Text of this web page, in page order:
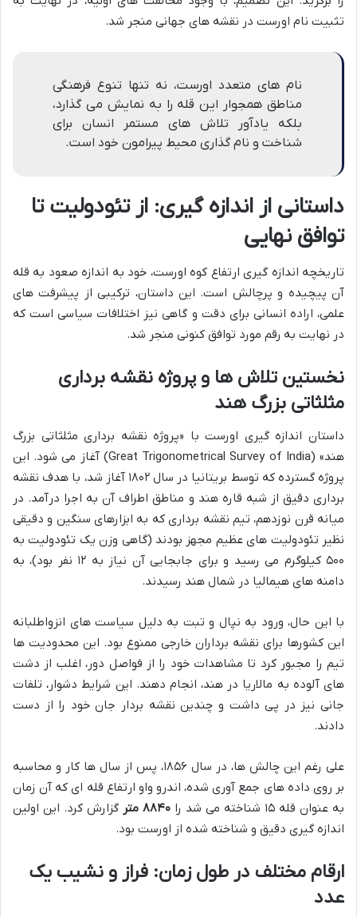
تثبیت نام اورست در نقشه های جهانی منجر شد.
نام های متعدد اورست، نه تنها تنوع فرهنگی
مناطق همجوار این قله را به نمایش می گذارد،
بلکه یادآور تلاش های مستمر انسان برای
شناخت و نام گذاری محیط پیرامون خود است.
داستانی از اندازه گیری: از تئودولیت تا
توافق نهایی
تاریخچه اندازه گیری ارتفاع کوه اورست، خود به اندازه صعود به قله
آن پیچیده و پرچالش است. این داستان، ترکیبی از پیشرفت های
علمی، اراده انسانی برای دقت و گاهی نیز اختلافات سیاسی است که
در نهایت به رقم مورد توافق کنونی منجر شد.
نخستین تلاش ها و پروژه نقشه برداری
مثلثاتی بزرگ هند
داستان اندازه گیری اورست با «پروژه نقشه برداری مثلثاتی بزرگ
هند» (Great Trigonometrical Survey of India) آغاز می شود. این
پروژه گسترده که توسط بریتانیا در سال ۱۸۰۲ آغاز شد، با هدف نقشه
برداری دقیق از شبه قاره هند و مناطق اطراف آن به اجرا درآمد. در
میانه قرن نوزدهم، تیم نقشه برداری که به ابزارهای سنگین و دقیقی
نظیر تئودولیت های عظیم مجهز بودند (گاهی وزن یک تئودولیت به
۵۰۰ کیلوگرم می رسید و برای جابجایی آن نیاز به ۱۲ نفر بود)، به
دامنه های هیمالیا در شمال هند رسیدند.
با این حال، ورود به نپال و تبت به دلیل سیاست های انزواطلبانه
این کشورها برای نقشه برداران خارجی ممنوع بود. این محدودیت ها
تیم را مجبور کرد تا مشاهدات خود را از فواصل دور، اغلب از دشت
های آلوده به مالاریا در هند، انجام دهند. این شرایط دشوار، تلفات
جانی نیز در پی داشت و چندین نقشه بردار جان خود را از دست
دادند.
علی رغم این چالش ها، در سال ۱۸۵۶، پس از سال ها کار و محاسبه
بر روی داده های جمع آوری شده، اندرو واو ارتفاع قله ای که آن زمان
به عنوان قله ۱۵ شناخته می شد را
۸۸۴۰ متر
گزارش کرد. این اولین
اندازه گیری دقیق و شناخته شده از اورست بود.
ارقام مختلف در طول زمان: فراز و نشیب یک
عدد